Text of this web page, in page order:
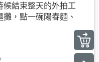
候結束整天的外拍工
，點一碗陽春麵、